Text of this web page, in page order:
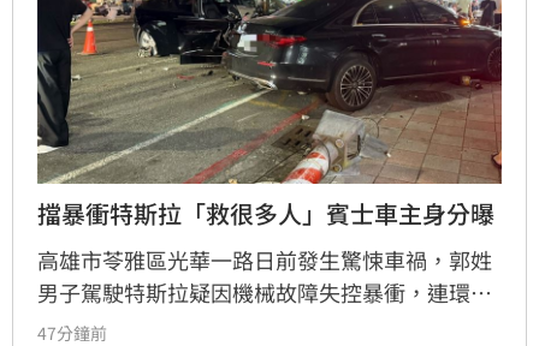
擋暴衝特斯拉「救很多人」賓士車主身分曝
高雄市苓雅區光華一路日前發生驚悚車禍，郭姓
男子駕駛特斯拉疑因機械故障失控暴衝，連環撞
擊12輛汽機車及單車，所幸僅造成3人輕傷。肇
47分鐘前